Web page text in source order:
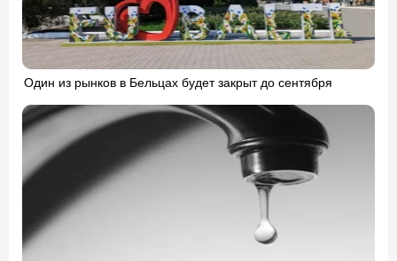
Один из рынков в Бельцах будет закрыт до сентября